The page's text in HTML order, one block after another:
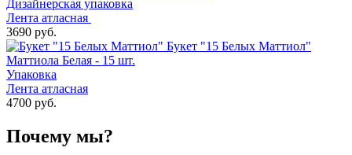
Дизайнерская упаковка
Лента атласная
3690 руб.
Букет "15 Белых Маттиол"
Маттиола Белая - 15 шт.
Упаковка
Лента атласная
4700 руб.
Почему мы?